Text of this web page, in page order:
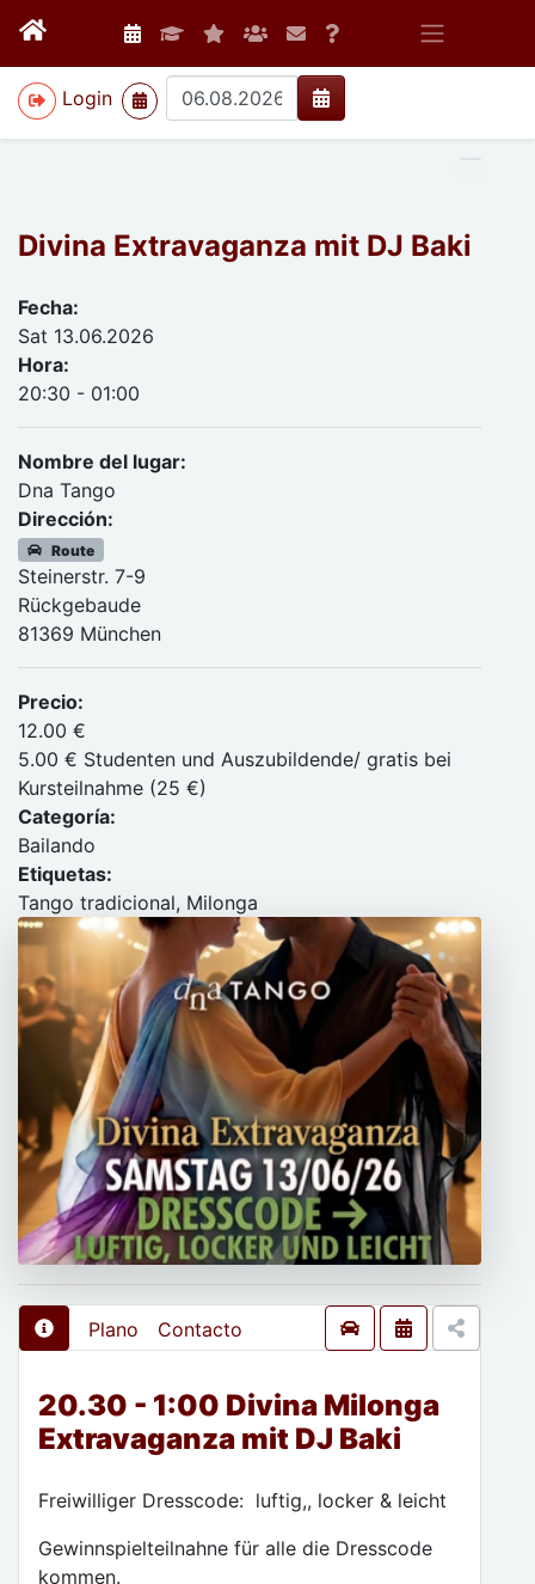
Login
>
Divina Extravaganza mit DJ Baki
Fecha:
Sat 13.06.2026
Hora:
20:30 - 01:00
Nombre del lugar:
Dna Tango
Dirección:
Route
Steinerstr. 7-9
Rückgebaude
81369 München
Precio:
12.00 €
5.00 € Studenten und Auszubildende/ gratis bei
Kursteilnahme (25 €)
Categoría:
Bailando
Etiquetas:
Tango tradicional, Milonga
Plano Contacto
20.30 - 1:00 Divina Milonga
Extravaganza mit DJ Baki
Freiwilliger Dresscode: luftig,, locker & leicht
Gewinnspielteilnahne für alle die Dresscode
kommen.